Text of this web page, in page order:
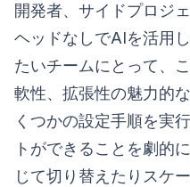
開発者、サイドプロジ
ヘッドなしでAIを活用
たいチームにとって、
軟性、拡張性の魅力的
くつかの設定手順を実
トができることを劇的
じて切り替えたりスケ